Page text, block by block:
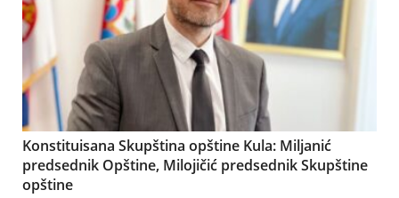
Konstituisana Skupština opštine Kula: Miljanić
predsednik Opštine, Milojičić predsednik Skupštine
opštine